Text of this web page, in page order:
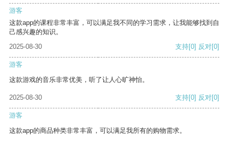
游客
这款app的课程非常丰富，可以满足我不同的学习需求，让我能够找到自
己感兴趣的知识。
2025-08-30
支持[0] 反对[0]
游客
这款游戏的音乐非常优美，听了让人心旷神怡。
2025-08-30 支持[0] 反对[0]
游客
这款app的商品种类非常丰富，可以满足我所有的购物需求。